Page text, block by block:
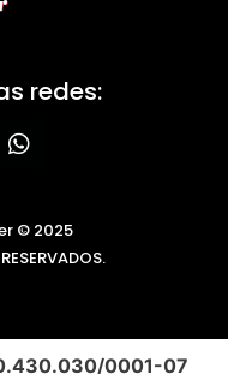
redes:
© 2025
0001-07